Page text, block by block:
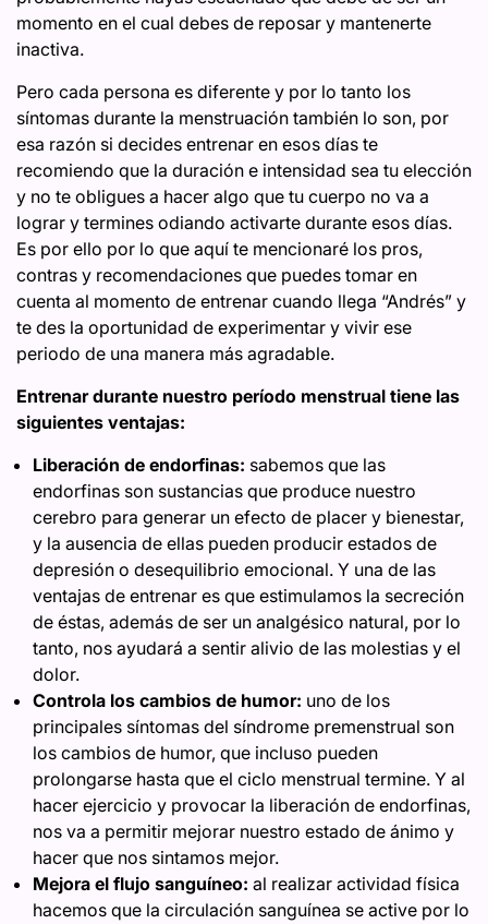
momento en el cual debes de reposar y mantenerte
inactiva.
Pero cada persona es diferente y por lo tanto los
síntomas durante la menstruación también lo son, por
esa razón si decides entrenar en esos días te
recomiendo que la duración e intensidad sea tu elección
y no te obligues a hacer algo que tu cuerpo no va a
lograr y termines odiando activarte durante esos días.
Es por ello por lo que aquí te mencionaré los pros,
contras y recomendaciones que puedes tomar en
cuenta al momento de entrenar cuando llega “Andrés” y
te des la oportunidad de experimentar y vivir ese
periodo de una manera más agradable.
Entrenar durante nuestro período menstrual tiene las
siguientes ventajas:
Liberación de endorfinas: sabemos que las
endorfinas son sustancias que produce nuestro
cerebro para generar un efecto de placer y bienestar,
y la ausencia de ellas pueden producir estados de
depresión o desequilibrio emocional. Y una de las
ventajas de entrenar es que estimulamos la secreción
de éstas, además de ser un analgésico natural, por lo
tanto, nos ayudará a sentir alivio de las molestias y el
dolor.
Controla los cambios de humor: uno de los
principales síntomas del síndrome premenstrual son
los cambios de humor, que incluso pueden
prolongarse hasta que el ciclo menstrual termine. Y al
hacer ejercicio y provocar la liberación de endorfinas,
nos va a permitir mejorar nuestro estado de ánimo y
hacer que nos sintamos mejor.
Mejora el flujo sanguíneo: al realizar actividad física
hacemos que la circulación sanguínea se active por lo